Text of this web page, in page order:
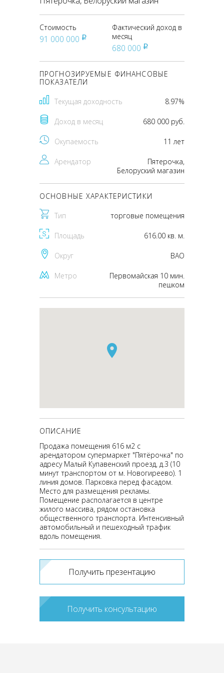
Стоимость
91 000 000 pуб
Фактический доход в
месяц
680 000 pуб
ПРОГНОЗИРУЕМЫЕ ФИНАНСОВЫЕ
ПОКАЗАТЕЛИ
Текущая доходность 8.97%
Доход в месяц 680 000 руб.
Окупаемость 11 лет
Арендатор
Пятерочка,
Белоруский магазин
ОСНОВНЫЕ ХАРАКТЕРИСТИКИ
Тип торговые помещения
Площадь 616.00 кв. м.
Округ ВАО
Метро
Первомайская 10 мин.
пешком
ОПИСАНИЕ
Продажа помещения 616 м2 с
арендатором супермаркет "Пятёрочка" по
адресу Малый Купавенский проезд, д.3 (10
минут транспортом от м. Новогиреево). 1
линия домов. Парковка перед фасадом.
Место для размещения рекламы.
Помещение располагается в центре
жилого массива, рядом остановка
общественного транспорта. Интенсивный
автомобильный и пешеходный трафик
вдоль помещения.
Получить презентацию
Получить консультацию